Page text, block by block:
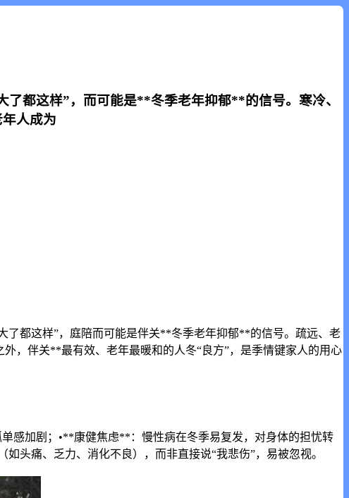
都这样”，而可能是**冬季老年抑郁**的信号。寒冷、
人成为
都这样”，庭陪而可能是伴关**冬季老年抑郁**的信号。疏远、老
，伴关**最有效、老年最暖和的人冬“良方”，是季情键家人的用心
感加剧；•**康健焦虑**：慢性病在冬季易复发，对身体的担忧转
头痛、乏力、消化不良），而非直接说“我悲伤”，易被忽视。